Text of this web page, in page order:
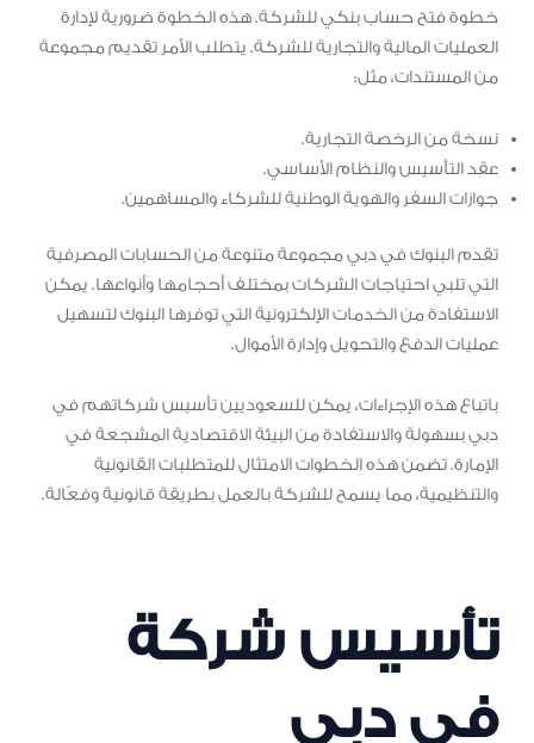
خطوة فتح حساب بنكي للشركة. هذه الخطوة ضرورية لإدارة
العمليات المالية والتجارية للشركة. يتطلب الأمر تقديم مجموعة
من المستندات، مثل:
نسخة من الرخصة التجارية.
عقد التأسيس والنظام الأساسي.
جوازات السفر والهوية الوطنية للشركاء والمساهمين.
تقدم البنوك في دبي مجموعة متنوعة من الحسابات المصرفية
التي تلبي احتياجات الشركات بمختلف أحجامها وأنواعها. يمكن
الاستفادة من الخدمات الإلكترونية التي توفرها البنوك لتسهيل
عمليات الدفع والتحويل وإدارة الأموال.
باتباع هذه الإجراءات، يمكن للسعوديين تأسيس شركاتهم في
دبي بسهولة والاستفادة من البيئة الاقتصادية المشجعة في
الإمارة. تضمن هذه الخطوات الامتثال للمتطلبات القانونية
والتنظيمية، مما يسمح للشركة بالعمل بطريقة قانونية وفعّالة.
تأسيس شركة
في دبي